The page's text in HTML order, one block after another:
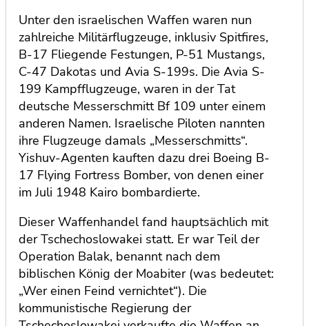
Unter den israelischen Waffen waren nun
zahlreiche Militärflugzeuge, inklusiv Spitfires,
B-17 Fliegende Festungen, P-51 Mustangs,
C-47 Dakotas und Avia S-199s. Die Avia S-
199 Kampfflugzeuge, waren in der Tat
deutsche Messerschmitt Bf 109 unter einem
anderen Namen. Israelische Piloten nannten
ihre Flugzeuge damals „Messerschmitts“.
Yishuv-Agenten kauften dazu drei Boeing B-
17 Flying Fortress Bomber, von denen einer
im Juli 1948 Kairo bombardierte.
Dieser Waffenhandel fand hauptsächlich mit
der Tschechoslowakei statt. Er war Teil der
Operation Balak, benannt nach dem
biblischen König der Moabiter (was bedeutet:
„Wer einen Feind vernichtet“). Die
kommunistische Regierung der